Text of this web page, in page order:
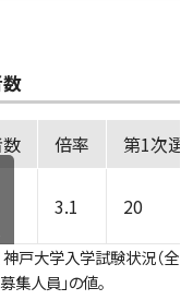
倍率
第1次選
3.1 20
戸大学入学試験状況（全
集人員」の値。